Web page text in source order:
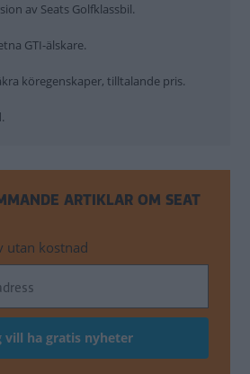
av Seats Golfklassbil.
GTI-älskare.
köregenskaper, tilltalande pris.
ARTIKLAR OM SEAT
utan kostnad